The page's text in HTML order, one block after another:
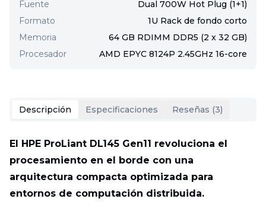
Fuente
Dual 700W Hot Plug (1+1)
Formato
1U Rack de fondo corto
Memoria
64 GB RDIMM DDR5 (2 x 32 GB)
Procesador
AMD EPYC 8124P 2.45GHz 16-core
Descripción Especificaciones Reseñas (3)
El HPE ProLiant DL145 Gen11 revoluciona el
procesamiento en el borde con una
arquitectura compacta optimizada para
entornos de computación distribuida.